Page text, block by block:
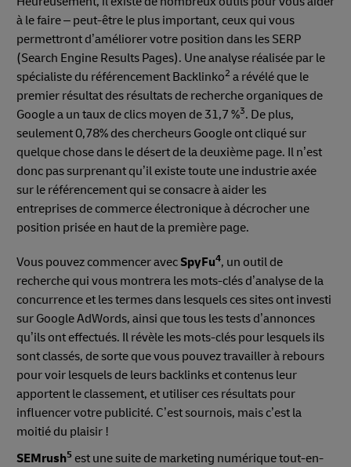
à le faire – peut-être le plus important, ceux qui vous
permettront d’améliorer votre position dans les SERP
(Search Engine Results Pages). Une analyse réalisée par le
spécialiste du référencement Backlinko2 a révélé que le
premier résultat des résultats de recherche organiques de
Google a un taux de clics moyen de 31,7 %3. De plus,
seulement 0,78% des chercheurs Google ont cliqué sur
quelque chose dans le désert de la deuxième page. Il n’est
donc pas surprenant qu’il existe toute une industrie axée
sur le référencement qui se consacre à aider les
entreprises de commerce électronique à décrocher une
position prisée en haut de la première page.
Vous pouvez commencer avecSpyFu4, un outil de
recherche qui vous montrera les mots-clés d’analyse de la
concurrence et les termes dans lesquels ces sites ont investi
sur Google AdWords, ainsi que tous les tests d’annonces
qu’ils ont effectués. Il révèle les mots-clés pour lesquels ils
sont classés, de sorte que vous pouvez travailler à rebours
pour voir lesquels de leurs backlinks et contenus leur
apportent le classement, et utiliser ces résultats pour
influencer votre publicité. C’est sournois, mais c’est la
moitié du plaisir !
SEMrush5 est une suite de marketing numérique tout-en-